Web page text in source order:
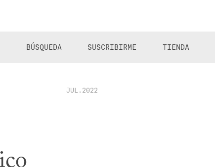
BÚSQUEDA SUSCRIBIRME TIENDA
JUL.2022